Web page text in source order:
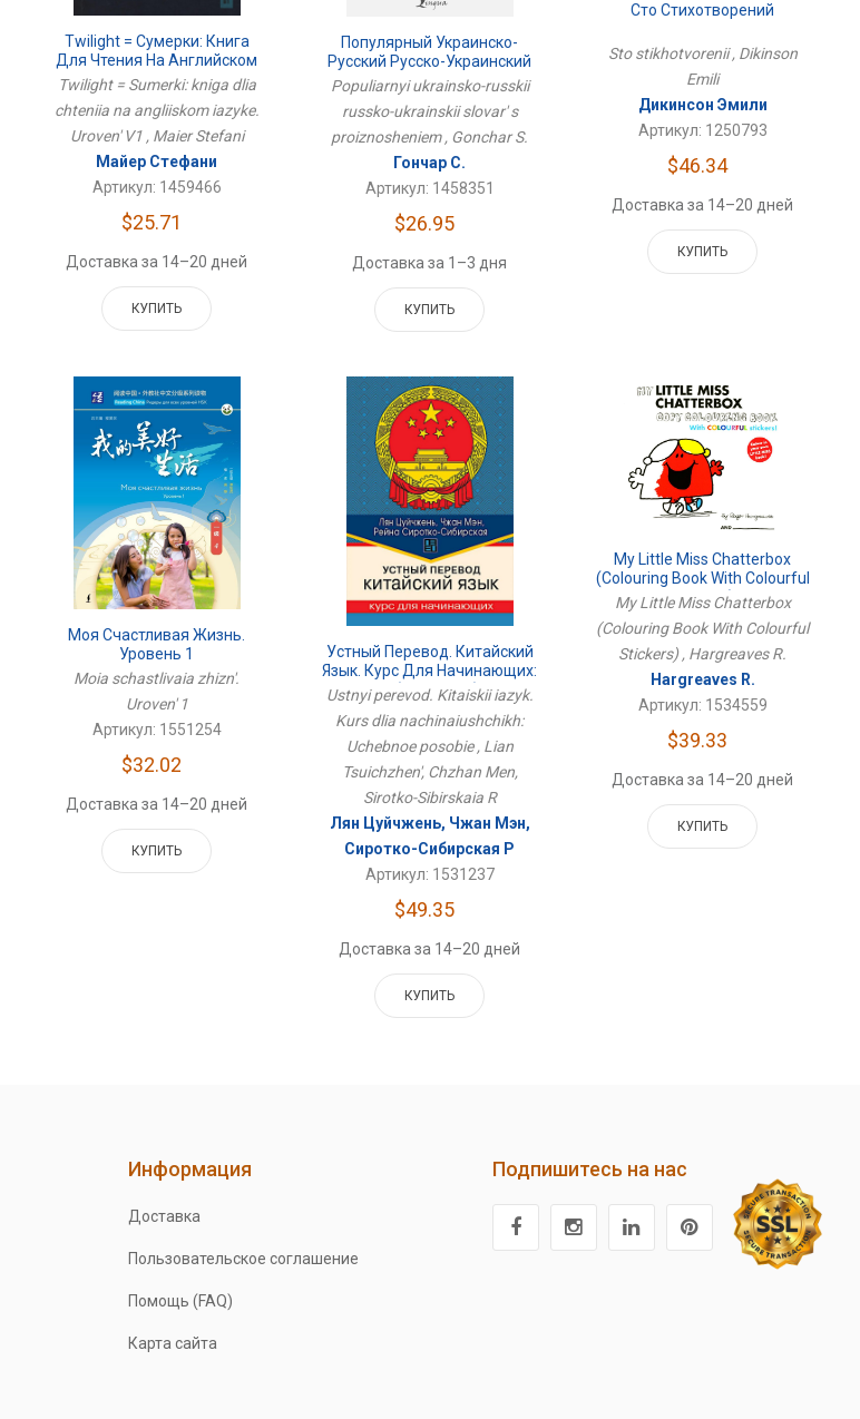
Twilight = Сумерки: Книга
Для Чтения На Английском
Языке. Уровень В1
Twilight = Sumerki: kniga dlia
chteniia na angliiskom iazyke.
Uroven' V1 , Maier Stefani
Майер Стефани
Артикул: 1459466
$25.71
Доставка за 14–20 дней
КУПИТЬ
Популярный Украинско-
Русский Русско-Украинский
Словарь С Произношением
Populiarnyi ukrainsko-russkii
russko-ukrainskii slovar' s
proiznosheniem , Gonchar S.
Гончар С.
Артикул: 1458351
$26.95
Доставка за 1–3 дня
КУПИТЬ
Сто Стихотворений
Sto stikhotvorenii , Dikinson
Emili
Дикинсон Эмили
Артикул: 1250793
$46.34
Доставка за 14–20 дней
КУПИТЬ
Моя Счастливая Жизнь.
Уровень 1
Moia schastlivaia zhizn'.
Uroven' 1
Артикул: 1551254
$32.02
Доставка за 14–20 дней
КУПИТЬ
Устный Перевод. Китайский
Язык. Курс Для Начинающих:
Учебное Пособие
Ustnyi perevod. Kitaiskii iazyk.
Kurs dlia nachinaiushchikh:
Uchebnoe posobie , Lian
Tsuichzhen', Chzhan Men,
Sirotko-Sibirskaia R
Лян Цуйчжень, Чжан Мэн,
Сиротко-Сибирская Р
Артикул: 1531237
$49.35
Доставка за 14–20 дней
КУПИТЬ
My Little Miss Chatterbox
(Colouring Book With Colourful
Stickers)
My Little Miss Chatterbox
(Colouring Book With Colourful
Stickers) , Hargreaves R.
Hargreaves R.
Артикул: 1534559
$39.33
Доставка за 14–20 дней
КУПИТЬ
Информация
Доставка
Пользовательское соглашение
Помощь (FAQ)
Карта сайта
Подпишитесь на нас